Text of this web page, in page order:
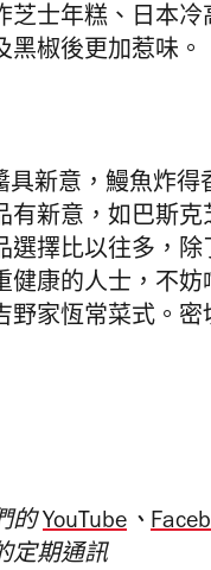
士年糕、日本冷
黑椒後更加惹味。
新意，鰻魚炸得
新意，如巴斯
擇比以往多，除
康的人士，不
家恆常菜式。密
的 YouTube 、
定期通訊